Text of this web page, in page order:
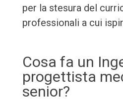
per la stesura del
professionali a cui
Cosa fa un
progettista
senior?